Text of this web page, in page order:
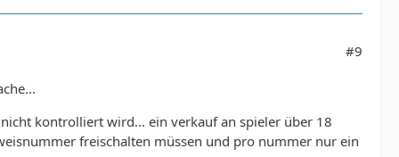
#9
kontrolliert wird... ein verkauf an spieler über 18
freischalten müssen und pro nummer nur ein